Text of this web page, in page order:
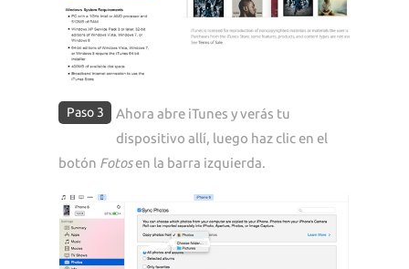
Paso 3
Ahora abre iTunes y verás tu
dispositivo allí, luego haz clic en el
botón Fotosen la barra izquierda.